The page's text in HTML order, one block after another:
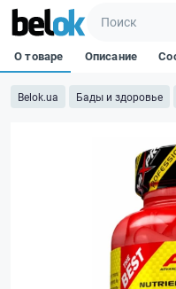
Belok.ua Бады и здоровье
О товаре Описание